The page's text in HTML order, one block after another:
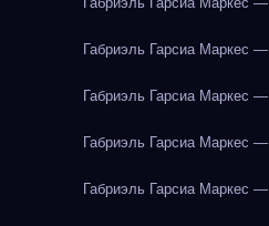
Габриэль Гарсиа Маркес
Габриэль Гарсиа Маркес
Габриэль Гарсиа Маркес
Габриэль Гарсиа Маркес